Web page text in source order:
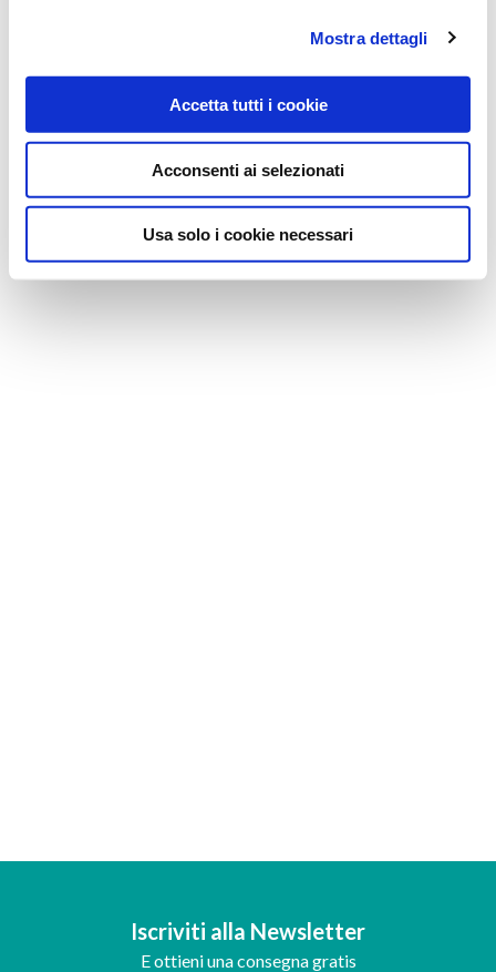
Mostra dettagli
Accetta tutti i cookie
Acconsenti ai selezionati
Usa solo i cookie necessari
Iscriviti alla Newsletter
E ottieni una consegna gratis